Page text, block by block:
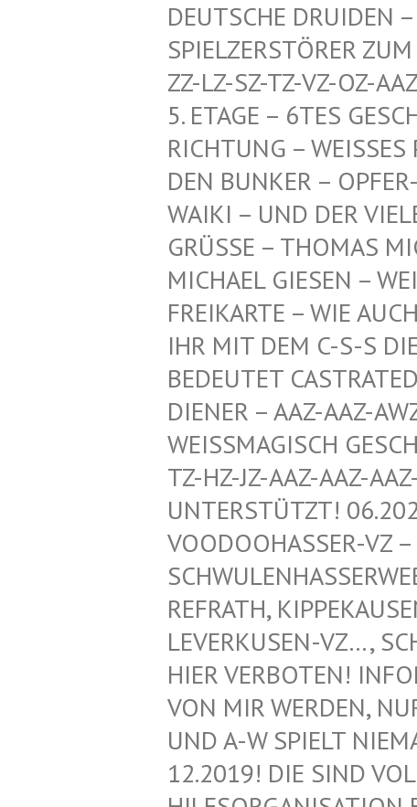
CHE DRUIDEN –
ZERSTÖRER ZUM
SZ-TZ-VZ-OZ-AAZ-
GE – 6TES GESCHOSS
NG – WEISSES
KER – OPFER-KI,
UND DER VIELEN
GRÜSSE – THOMAS
ICHAEL GIESEN –
EIKARTE – WIE AUCH
R MIT DEM C-S-S DIE
DEUTET CASTRATED
ENER – AAZ-AAZ-AWZ-
ISSMAGISCH
HZ-JZ-AAZ-AAZ-AAZ-©
ERSTÜTZT! 06.2020!
DOOHASSER-VZ –
RATH, KIPPEKAUSEN,
ERKUSEN-VZ…,
R VERBOTEN!
MIR WERDEN, NUR
A-W SPIELT
2019! DIE SIND